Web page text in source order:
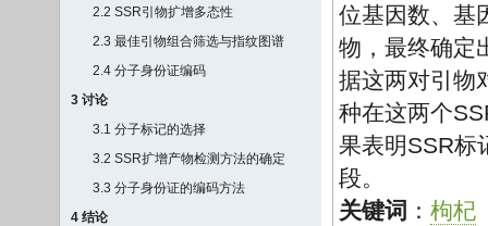
2.2 SSR引物扩增多态性
2.3 最佳引物组合筛选与指纹图谱
2.4 分子身份证编码
3 讨论
3.1 分子标记的选择
3.2 SSR扩增产物检测方法的确定
3.3 分子身份证的编码方法
4 结论
位基因数、基
物，最终确定
据这两对引物
种在这两个
果表明SSR标
段。
关键词 ： 枸杞